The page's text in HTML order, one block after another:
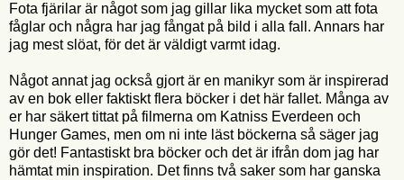
Fota fjärilar är något som jag gillar lika mycket som att fota
fåglar och några har jag fångat på bild i alla fall. Annars har
jag mest slöat, för det är väldigt varmt idag.
Något annat jag också gjort är en manikyr som är inspirerad
av en bok eller faktiskt flera böcker i det här fallet. Många av
er har säkert tittat på filmerna om Katniss Everdeen och
Hunger Games, men om ni inte läst böckerna så säger jag
gör det! Fantastiskt bra böcker och det är ifrån dom jag har
hämtat min inspiration. Det finns två saker som har ganska